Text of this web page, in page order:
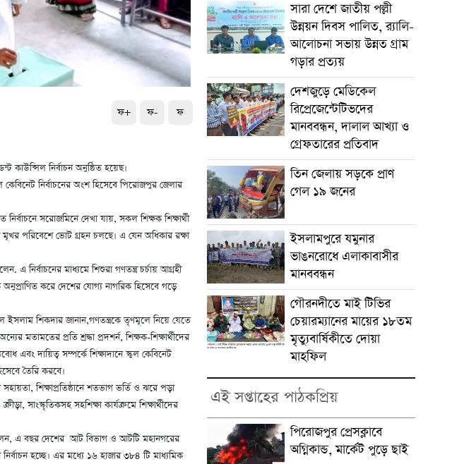
ফ+ ফ- ফ
কাউন্সিল নির্বাচন অনুষ্ঠিত হয়েছ।
কেবিনেট নির্বাচনের অংশ হিসেবে পিরোজপুর জেলার
সরোজমিনে দেখা যায়, সকল শিক্ষক শিক্ষার্থী
মূখর পরিবেশে ভোট গ্রহন চলছে। এ যেন অধিকার রক্ষা
নির্বাচনের মাধ্যমে শিশুরা গণতন্ত্র চর্চায় আগ্রহী
করে দেশের যোগ্য নাগরিক হিসেবে গড়ে
শিকদার জানান,গণতন্ত্রকে তৃণমূলে নিয়ে যেতে
মতামতের প্রতি শ্রদ্ধা প্রদশর্ন, শিক্ষক-শিক্ষার্থীদের
এবং দায়িত্ব সম্পর্কে শিক্ষাদানে স্কুল কেবিনেট
তৈরি করবে।
শিক্ষাপ্রতিষ্ঠানে শতভাগ ভর্তি ও ঝরে পড়া
সাংস্কৃতিকসহ সহশিক্ষা কার্যক্রমে শিক্ষার্থীদের
এ বছর দেশের আট বিভাগ ও আটটি মহানগরের
হচ্ছে। এর মধ্যে ১৬ হাজার ৩৮৪ টি মাধ্যমিক
সারা দেশে জাতীয় পল্লী
উন্নয়ন দিবস পালিত, র‍্যালি-
আলোচনা সভায় উন্নত গ্রাম
গড়ার প্রত্যয়
দেশজুড়ে মেডিকেল
রিপ্রেজেন্টেটিভদের
মানববন্ধন, দালাল আখ্যা ও
গ্রেফতারের প্রতিবাদ
তিন জেলায় সড়কে প্রাণ
গেল ১৯ জনের
ইসলামপুরে যমুনার
ভাঙনরোধে এলাকাবাসীর
মানববন্ধন
গৌরনদীতে মাই টিভির
চেয়ারম্যানের মায়ের ১৮তম
মৃত্যুবার্ষিকীতে দোয়া
মাহফিল
এই সপ্তাহের পাঠকপ্রিয়
পিরোজপুর প্রেসক্লাবে
অগ্নিকান্ড, মার্কেট পুড়ে ছাই